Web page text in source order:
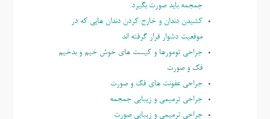
جمجمه باید صورت بگیرد
کشیدن دندان و خارج کردن دندان هایی که در
موقعیت دشوار قرار گرفته اند
جراحی تومورها و کیست های خوش خیم و بدخیم
فک و صورت
جراحی عفونت های فک و صورت
جراحی ترمیمی و زیبایی جمجمه
جراحی ترمیمی و زیبایی صورت